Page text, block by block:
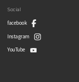
Social
facebook
Instagram
YouTube